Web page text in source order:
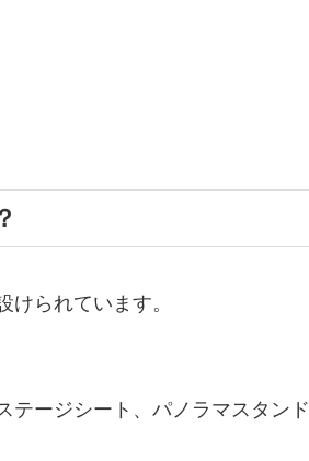
られています。
テージシート、パノラマスタンド